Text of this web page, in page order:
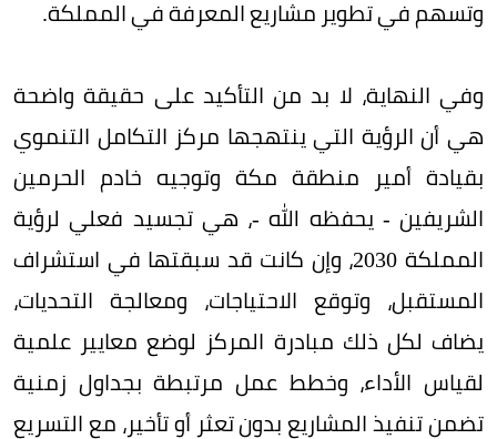
وتسهم في تطوير مشاريع المعرفة في المملكة.
وفي النهاية، لا بد من التأكيد على حقيقة واضحة
هي أن الرؤية التي ينتهجها مركز التكامل التنموي
بقيادة أمير منطقة مكة وتوجيه خادم الحرمين
الشريفين - يحفظه الله -، هي تجسيد فعلي لرؤية
المملكة 2030، وإن كانت قد سبقتها في استشراف
المستقبل، وتوقع الاحتياجات، ومعالجة التحديات،
يضاف لكل ذلك مبادرة المركز لوضع معايير علمية
لقياس الأداء، وخطط عمل مرتبطة بجداول زمنية
تضمن تنفيذ المشاريع بدون تعثر أو تأخير، مع التسريع